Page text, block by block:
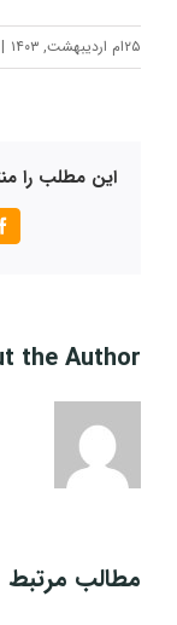
۲۵ام اردیبهشت, ۱۴۰۳ |
این مطلب را
the Author:
مطالب مرتبط